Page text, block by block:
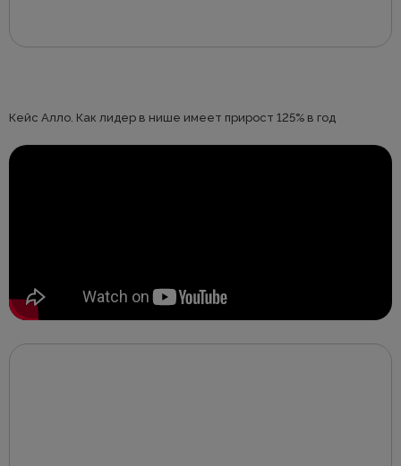
Кейс Алло. Как лидер в нише имеет прирост 125% в год